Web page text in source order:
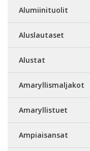
Alumiinituolit
Aluslautaset
Alustat
Amaryllismaljakot
Amaryllistuet
Ampiaisansat